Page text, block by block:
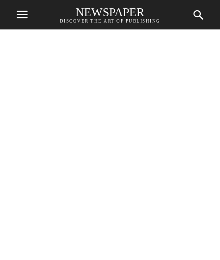
NEWSPAPER
DISCOVER THE ART OF PUBLISHING